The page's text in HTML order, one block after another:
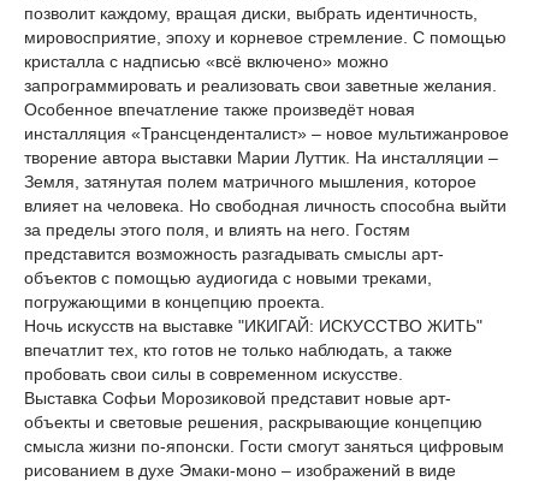
позволит каждому, вращая диски, выбрать идентичность,
мировосприятие, эпоху и корневое стремление. С помощью
кристалла с надписью «всё включено» можно
запрограммировать и реализовать свои заветные желания.
Особенное впечатление также произведёт новая
инсталляция «Трансценденталист» – новое мультижанровое
творение автора выставки Марии Луттик. На инсталляции –
Земля, затянутая полем матричного мышления, которое
влияет на человека. Но свободная личность способна выйти
за пределы этого поля, и влиять на него. Гостям
представится возможность разгадывать смыслы арт-
объектов с помощью аудиогида с новыми треками,
погружающими в концепцию проекта.
Ночь искусств на выставке "ИКИГАЙ: ИСКУССТВО ЖИТЬ"
впечатлит тех, кто готов не только наблюдать, а также
пробовать свои силы в современном искусстве.
Выставка Софьи Морозиковой представит новые арт-
объекты и световые решения, раскрывающие концепцию
смысла жизни по-японски. Гости смогут заняться цифровым
рисованием в духе Эмаки-моно – изображений в виде